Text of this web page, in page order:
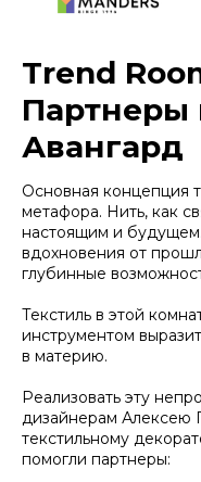
Trend
Партнеры
Авангард
Основная концепция
метафора. Нить, как
настоящим и
вдохновения от
глубинные
Текстиль в этой
инструментом
в материю.
Реализовать эту
дизайнерам Алексею
текстильному
помогли партнеры: